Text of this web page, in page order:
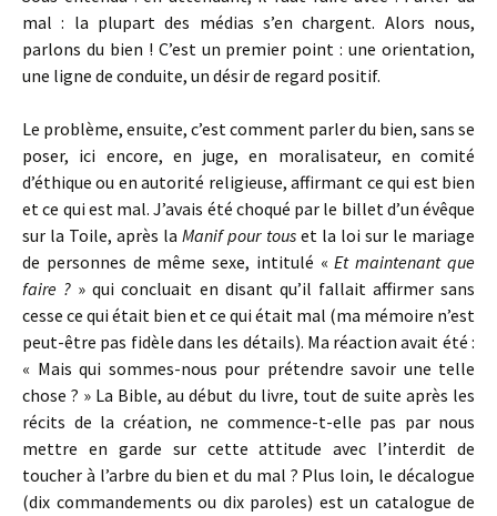
mal : la plupart des médias s’en chargent. Alors nous,
parlons du bien ! C’est un premier point : une orientation,
une ligne de conduite, un désir de regard positif.
Le problème, ensuite, c’est comment parler du bien, sans se
poser, ici encore, en juge, en moralisateur, en comité
d’éthique ou en autorité religieuse, affirmant ce qui est bien
et ce qui est mal. J’avais été choqué par le billet d’un évêque
sur la Toile, après laManif pour touset la loi sur le mariage
de personnes de même sexe, intitulé «Et maintenant que
faire ? » qui concluait en disant qu’il fallait affirmer sans
cesse ce qui était bien et ce qui était mal (ma mémoire n’est
peut-être pas fidèle dans les détails). Ma réaction avait été :
« Mais qui sommes-nous pour prétendre savoir une telle
chose ? » La Bible, au début du livre, tout de suite après les
récits de la création, ne commence-t-elle pas par nous
mettre en garde sur cette attitude avec l’interdit de
toucher à l’arbre du bien et du mal ? Plus loin, le décalogue
(dix commandements ou dix paroles) est un catalogue de